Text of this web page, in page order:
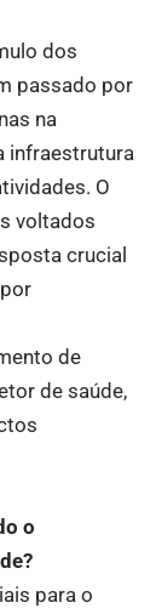
dos
passado por
na
infraestrutura
O
voltados
crucial
de
de saúde,
o
para o